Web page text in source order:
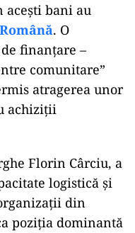
acești bani au
. O
finanțare –
comunitare”
atragerea unor
achiziții
Florin Cârciu, a
logistică și
din
poziția dominantă